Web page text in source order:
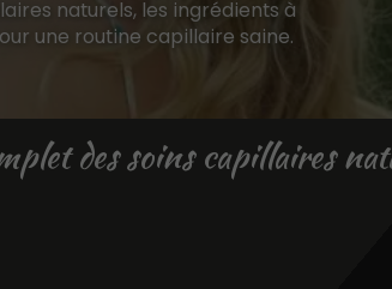
naturels, les ingrédients à
une routine capillaire saine.
des soins capillaires